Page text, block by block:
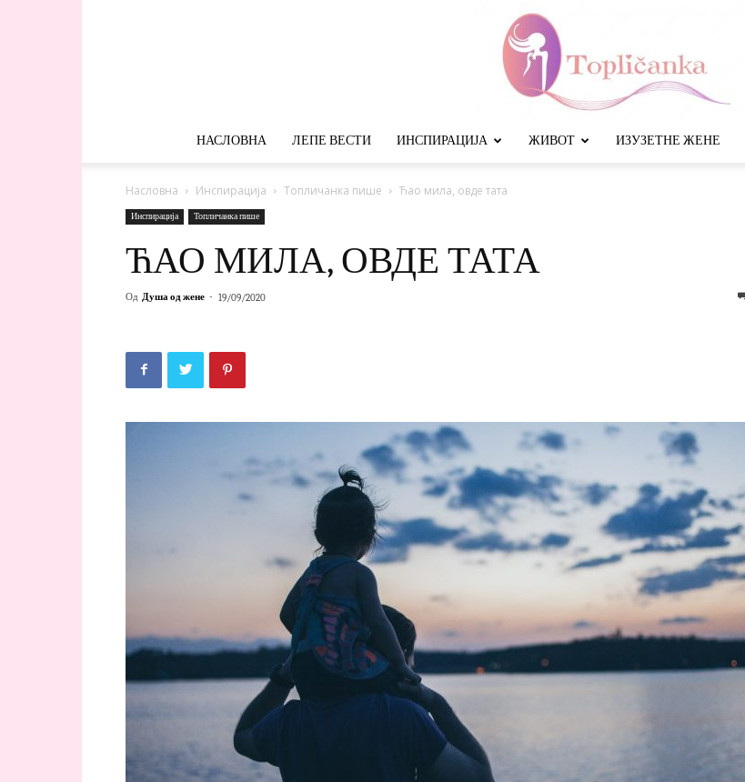
НАСЛОВНА ЛЕПЕ ВЕСТИ ИНСПИРАЦИЈА ЖИВОТ ИЗУЗЕТНЕ ЖЕНЕ
Насловна Инспирација Топличанка пише Ћао мила, овде тата
Инспирација Топличанка пише
ЋАО МИЛА, ОВДЕ ТАТА
Од Душа од жене - 19/09/2020